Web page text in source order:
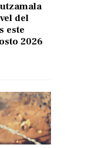
del
este
2026